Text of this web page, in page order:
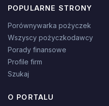
POPULARNE STRONY
Porównywarka pożyczek
Wszyscy pożyczkodawcy
Porady finansowe
Profile firm
Szukaj
O PORTALU